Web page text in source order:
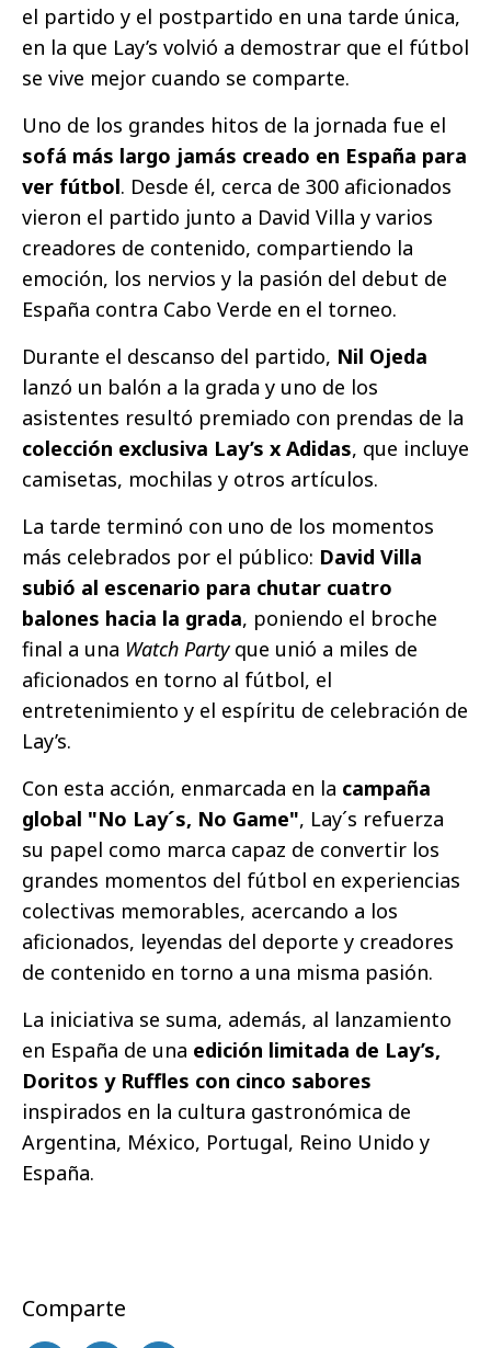
el partido y el postpartido en una tarde única,
en la que Lay’s volvió a demostrar que el fútbol
se vive mejor cuando se comparte.
Uno de los grandes hitos de la jornada fue el
sofá más largo jamás creado en España para
ver fútbol. Desde él, cerca de 300 aficionados
vieron el partido junto a David Villa y varios
creadores de contenido, compartiendo la
emoción, los nervios y la pasión del debut de
España contra Cabo Verde en el torneo.
Durante el descanso del partido, Nil Ojeda
lanzó un balón a la grada y uno de los
asistentes resultó premiado con prendas de la
colección exclusiva Lay’s x Adidas, que incluye
camisetas, mochilas y otros artículos.
La tarde terminó con uno de los momentos
más celebrados por el público: David Villa
subió al escenario para chutar cuatro
balones hacia la grada, poniendo el broche
final a una Watch Partyque unió a miles de
aficionados en torno al fútbol, el
entretenimiento y el espíritu de celebración de
Lay’s.
Con esta acción, enmarcada en la campaña
global "No Lay´s, No Game", Lay´s refuerza
su papel como marca capaz de convertir los
grandes momentos del fútbol en experiencias
colectivas memorables, acercando a los
aficionados, leyendas del deporte y creadores
de contenido en torno a una misma pasión.
La iniciativa se suma, además, al lanzamiento
en España de una edición limitada de Lay’s,
Doritos y Ruffles con cinco sabores
inspirados en la cultura gastronómica de
Argentina, México, Portugal, Reino Unido y
España.
Comparte